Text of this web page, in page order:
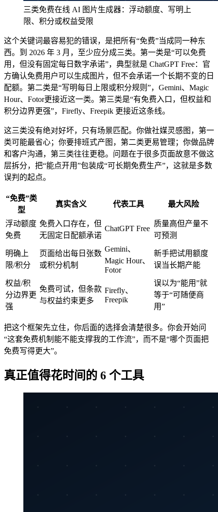
三类免费在线 AI 图片生成器：浮动额度、写明上
限、积分或权益受限
这个关键词最容易犯的错误，是把所有“免费”当成同一种东
西。到 2026 年 3 月，至少应分成三类。第一类是“可以免费
用，但没有固定每日数字承诺”，典型就是 ChatGPT Free：官
方确认免费用户可以生成图片，但不会承诺一个长期不变的日
配额。第二类是“写明每日上限或积分规则”，Gemini、Magic
Hour、Fotor更接近这一类。第三类是“有免费入口，但权益和
积分边界更强”，Firefly、Freepik 更接近这条线。
这三类没有绝对好坏，只有场景匹配。你做社媒灵感图，第一
类可能最省心；你要排班式产图，第二类更易管理；你做品牌
和客户沟通，第三类往往更稳。问题在于很多页面故意不做这
层拆分，把“能点开用”包装成“可长期免费生产”，这就是多数
误判的起点。
“免费”类
型
真实含义 代表工具 最大风险
浮动额度
免费
免费入口存在，但
无固定日配额承诺
ChatGPT Free
质量高但产量不
可预测
明确上
限/积分
页面给出每日张数
或积分机制
Gemini、
Magic Hour、
Fotor
新手把试用额度
误当长期产能
权益/积
分边界更
强
免费可试，但条款
与权益约束更多
Firefly、
Freepik
误以为“能用”就
等于“可随便商
用”
把这个框架先立住，你后面的选择会清楚很多。你会开始问
“这套免费机制能不能支撑我的工作流”，而不是“哪个页面把
免费写得更大”。
真正值得花时间的 6 个工具